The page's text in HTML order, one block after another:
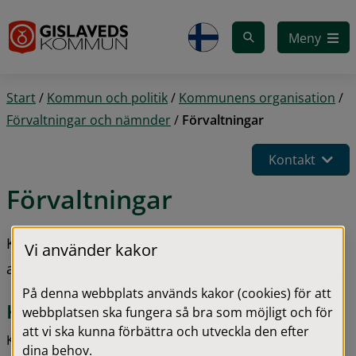
Meny
Start/ Kommun och politik/ Kommunens organisation /
Förvaltningar och nämnder/ Förvaltningar
Kontakt
Förvaltningar
Kommunen har fem förvaltningar som har olika
ansvarsområden.
Kommunstyrelseförvaltningen
Kommunstyrelseförvaltningen är kommunstyrelsens
Vi använder kakor
På denna webbplats används kakor (cookies) för att
webbplatsen ska fungera så bra som möjligt och för
att vi ska kunna förbättra och utveckla den efter
dina behov.